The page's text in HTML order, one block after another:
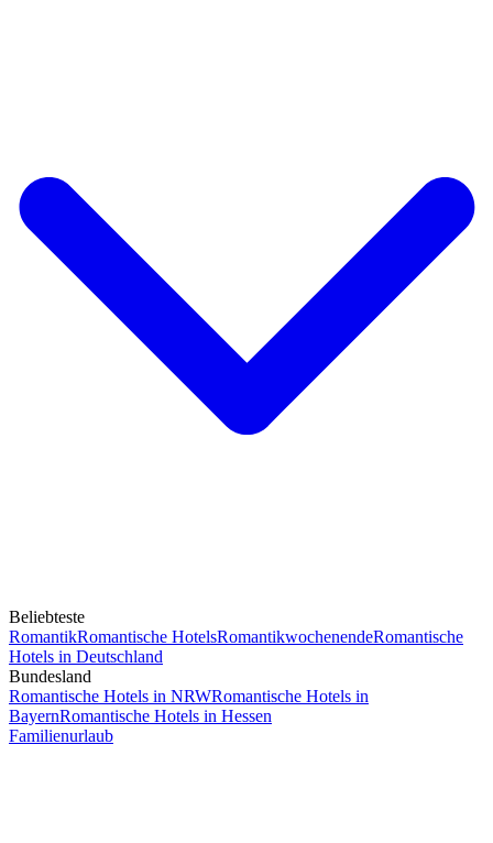
Beliebteste
RomantikRomantische HotelsRomantikwochenendeRomantische
Hotels in Deutschland
Bundesland
Romantische Hotels in NRWRomantische Hotels in
BayernRomantische Hotels in Hessen
Familienurlaub